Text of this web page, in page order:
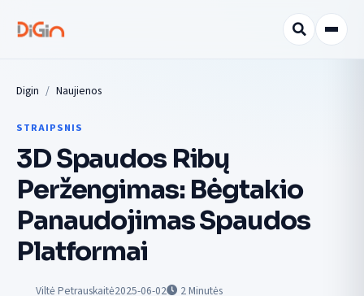
Digin Naujienos
STRAIPSNIS
3D Spaudos Ribų
Peržengimas: Bėgtakio
Panaudojimas Spaudos
Platformai
Viltė Petrauskaitė2025-06-02 2Minutės